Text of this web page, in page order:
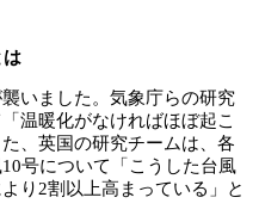
は
いました。気象庁らの研究
温暖化がなければほぼ起こ
、英国の研究チームは、各
号について「こうした台風
り2割以上高まっている」と